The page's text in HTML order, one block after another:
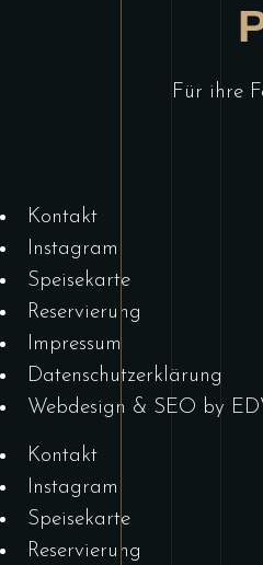
Für ihre
Kontakt
Instagram
Speisekarte
Reservierung
Impressum
Datenschutzerklärung
Webdesign & SEO by
Kontakt
Instagram
Speisekarte
Reservierung